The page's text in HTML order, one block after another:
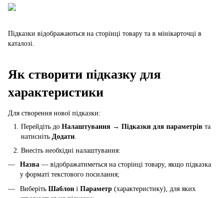
Підказки відображаються на сторінці товару та в мінікарточці в
каталозі.
Як створити підказку для
характеристики
Для створення нової підказки:
Перейдіть до Налаштування → Підказки для параметрів та
натисніть Додати
Внесіть необхідні налаштування:
Назва — відображатиметься на сторінці товару, якщо підказка
у форматі текстового посилання;
Виберіть Шаблон і Параметр (характеристику), для яких